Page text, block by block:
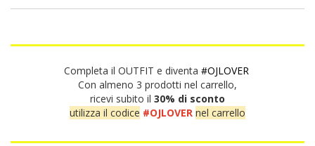
Completa il OUTFIT e diventa #OJLOVER
Con almeno 3 prodotti nel carrello,
ricevi subito il 30% di sconto
utilizza il codice #OJLOVER nel carrello